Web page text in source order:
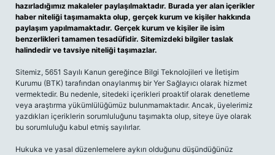
hazırladığımız makaleler paylaşılmaktadır. Burada yer alan içerikler
haber niteliği taşımamakta olup, gerçek kurum ve kişiler hakkında
paylaşım yapılmamaktadır. Gerçek kurum ve kişiler ile isim
benzerlikleri tamamen tesadüfidir. Sitemizdeki bilgiler taslak
halindedir ve tavsiye niteliği taşımazlar.
Sitemiz, 5651 Sayılı Kanun gereğince Bilgi Teknolojileri ve İletişim
Kurumu (BTK) tarafından onaylanmış bir Yer Sağlayıcı olarak hizmet
vermektedir. Bu nedenle, sitedeki içerikleri proaktif olarak denetleme
veya araştırma yükümlülüğümüz bulunmamaktadır. Ancak, üyelerimiz
yazdıkları içeriklerin sorumluluğunu taşımakta olup, siteye üye olarak
bu sorumluluğu kabul etmiş sayılırlar.
Hukuka ve yasal düzenlemelere aykırı olduğunu düşündüğünüz